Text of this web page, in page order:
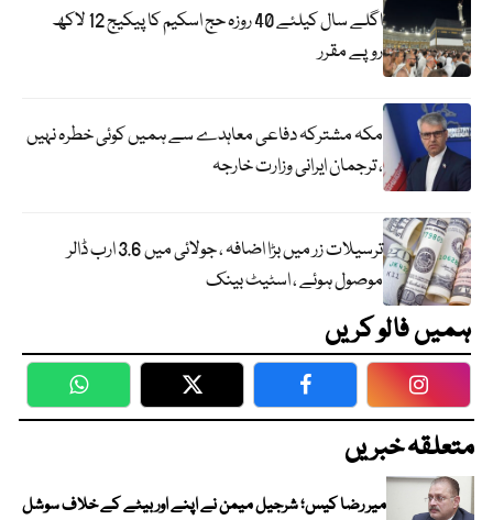
اگلے سال کیلئے 40 روزہ حج اسکیم کا پیکیج 12 لاکھ
روپے مقرر
مکہ مشترکہ دفاعی معاہدے سے ہمیں کوئی خطرہ نہیں
، ترجمان ایرانی وزارت خارجہ
ترسیلات زر میں بڑا اضافہ ، جولائی میں 3.6 ارب ڈالر
موصول ہوئے ، اسٹیٹ بینک
ہمیں فالو کریں
WhatsApp Twitter Facebook
متعلقہ خبریں
میر رضا کیس؛ شرجیل میمن نے اپنے اور بیٹے کے خلاف سوشل